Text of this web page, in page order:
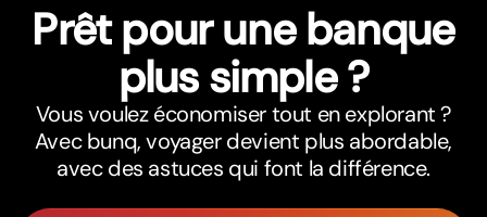
Prêt pour une banque
plus simple ?
Vous voulez économiser tout en explorant ?
Avec bunq, voyager devient plus abordable,
avec des astuces qui font la différence.